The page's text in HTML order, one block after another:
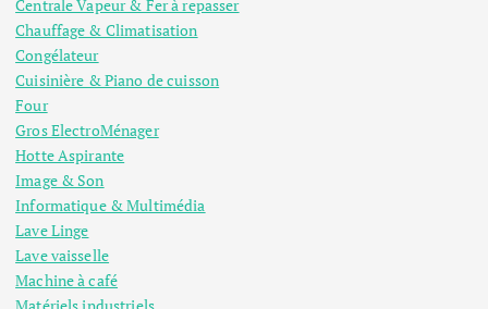
Centrale Vapeur & Fer à repasser
Chauffage & Climatisation
Congélateur
Cuisinière & Piano de cuisson
Four
Gros ElectroMénager
Hotte Aspirante
Image & Son
Informatique & Multimédia
Lave Linge
Lave vaisselle
Machine à café